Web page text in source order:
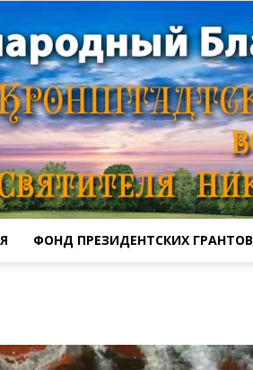
ФОНД ПРЕЗИДЕНТСКИХ ГРАНТОВ